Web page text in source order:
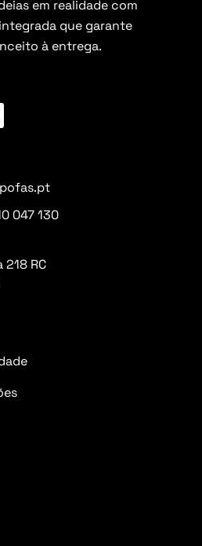
em realidade com
que garante
à entrega.
047 130
RC